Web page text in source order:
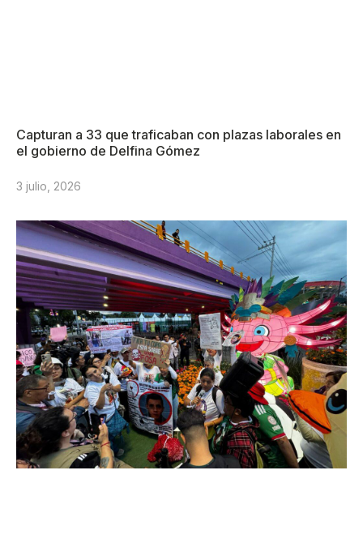
Capturan a 33 que traficaban con plazas laborales en
el gobierno de Delfina Gómez
3 julio, 2026